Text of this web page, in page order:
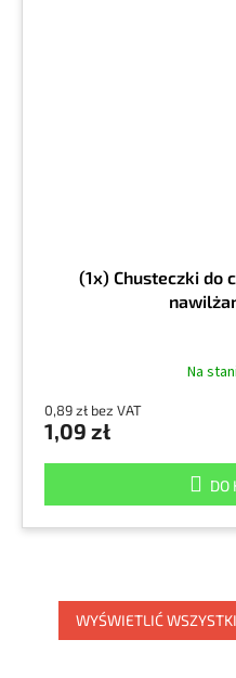
(1x) Chusteczki do
Na
0,89 zł bez VAT
1,09 zł
DO
WYŚWIETLIĆ